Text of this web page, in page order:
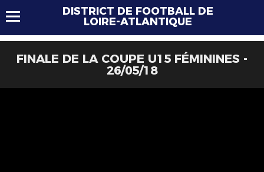
DISTRICT DE FOOTBALL DE
LOIRE-ATLANTIQUE
FINALE DE LA COUPE U15 FÉMININES -
26/05/18